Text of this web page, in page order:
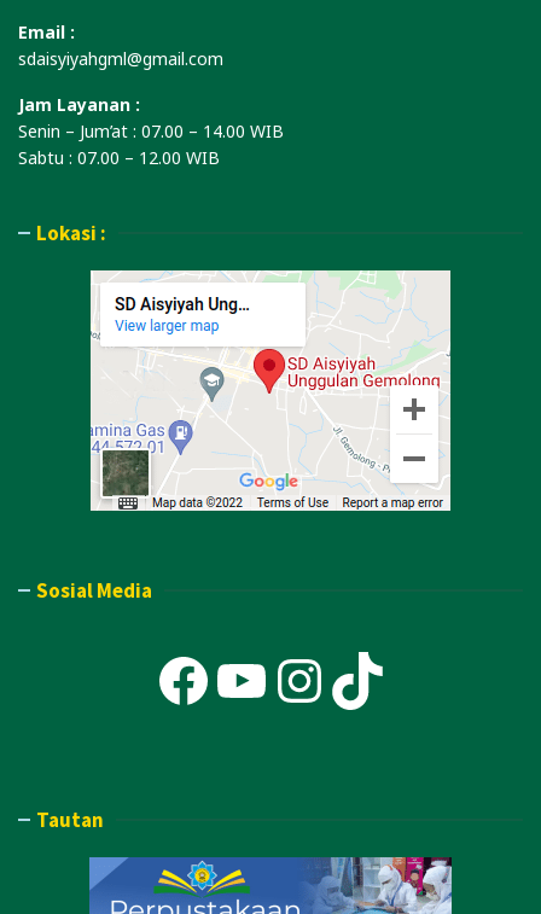
Email :
sdaisyiyahgml@gmail.com
Jam Layanan :
Senin – Jum’at : 07.00 – 14.00 WIB
Sabtu : 07.00 – 12.00 WIB
Lokasi :
Sosial Media
Facebook
YouTube
TikTok
Tautan